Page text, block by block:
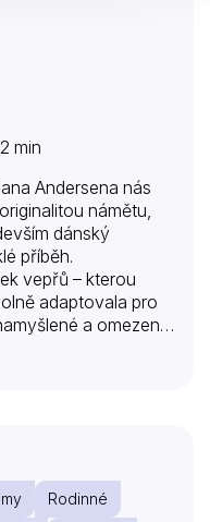
min
Andersena nás
námětu,
dánský
příběh.
vepřů – kterou
adaptovala pro
a omezené
rozeznat,
Rodinné